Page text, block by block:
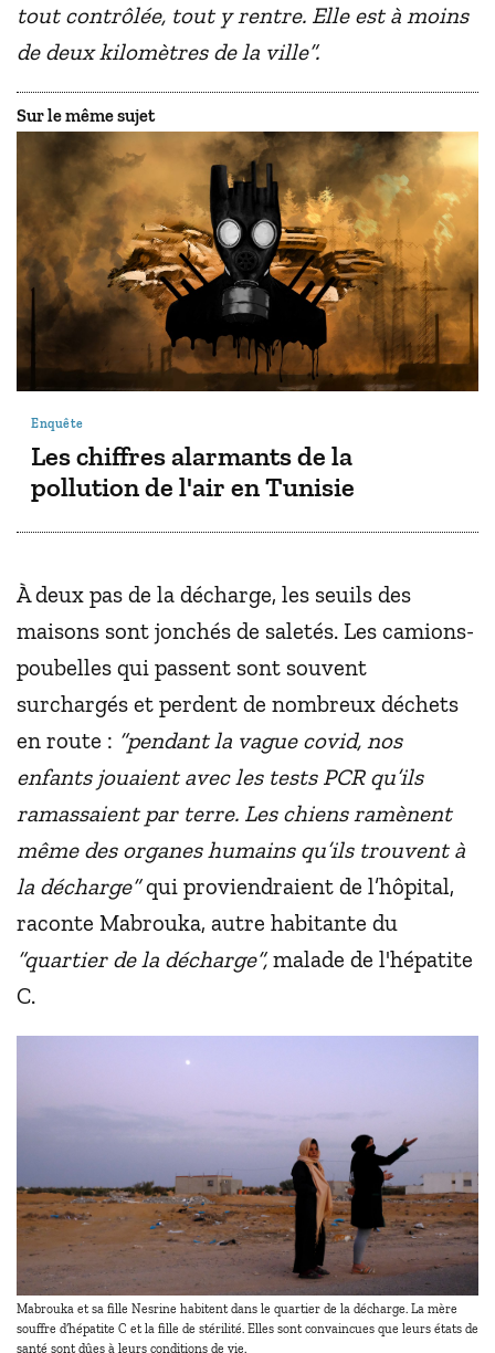
tout contrôlée, tout y rentre. Elle est à moins
de deux kilomètres de la ville”.
Sur le même sujet
Enquête
Les chiffres alarmants de la
pollution de l'air en Tunisie
À deux pas de la décharge, les seuils des
maisons sont jonchés de saletés. Les camions-
poubelles qui passent sont souvent
surchargés et perdent de nombreux déchets
en route : “pendant la vague covid, nos
enfants jouaient avec les tests PCR qu’ils
ramassaient par terre. Les chiens ramènent
même des organes humains qu’ils trouvent à
la décharge”qui proviendraient de l’hôpital,
raconte Mabrouka, autre habitante du
“quartier de la décharge”, malade de l'hépatite
C.
Mabrouka et sa fille Nesrine habitent dans le quartier de la décharge. La mère
souffre d’hépatite C et la fille de stérilité. Elles sont convaincues que leurs états de
santé sont dûes à leurs conditions de vie.